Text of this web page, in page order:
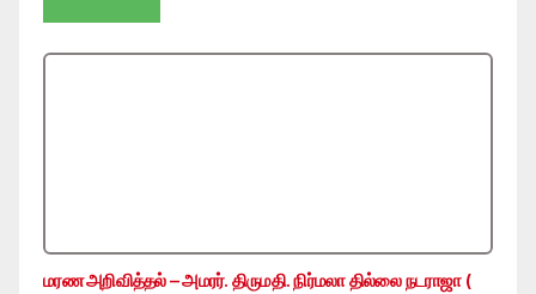
மரண அறிவித்தல் – அமரர். திருமதி. நிர்மலா தில்லை நடராஜா (